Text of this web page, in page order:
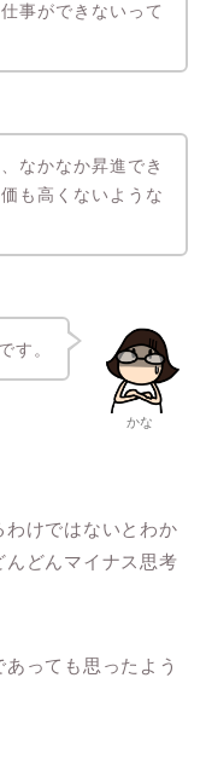
事ができないって
なかなか昇進でき
も高くないような
かな
す。
けではないとわか
んどんマイナス思考
っても思ったよう